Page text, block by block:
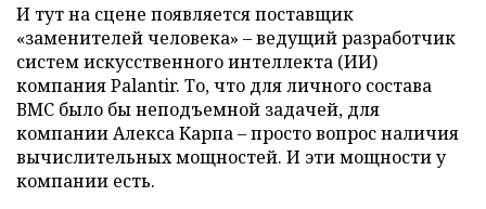
И тут на сцене появляется поставщик
«заменителей человека» – ведущий разработчик
систем искусственного интеллекта (ИИ)
компания Palantir. То, что для личного состава
ВМС было бы неподъемной задачей, для
компании Алекса Карпа – просто вопрос наличия
вычислительных мощностей. И эти мощности у
компании есть.